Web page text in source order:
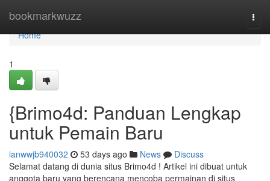
bookmarkwuzz
Home
Home
1
{Brimo4d: Panduan Lengkap
untuk Pemain Baru
ianwwjb940032 53 days ago News
Discuss
Selamat datang di dunia situs Brimo4d ! Artikel ini dibuat untuk
anggota baru yang berencana mencoba permainan di situs